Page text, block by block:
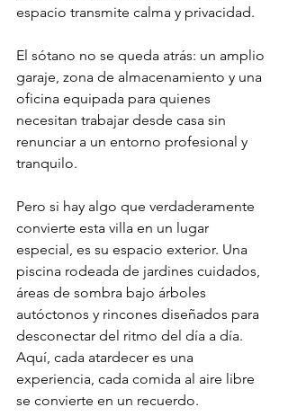
espacio transmite calma y privacidad.
El sótano no se queda atrás: un amplio
garaje, zona de almacenamiento y una
oficina equipada para quienes
necesitan trabajar desde casa sin
renunciar a un entorno profesional y
tranquilo.
Pero si hay algo que verdaderamente
convierte esta villa en un lugar
especial, es su espacio exterior. Una
piscina rodeada de jardines cuidados,
áreas de sombra bajo árboles
autóctonos y rincones diseñados para
desconectar del ritmo del día a día.
Aquí, cada atardecer es una
experiencia, cada comida al aire libre
se convierte en un recuerdo.